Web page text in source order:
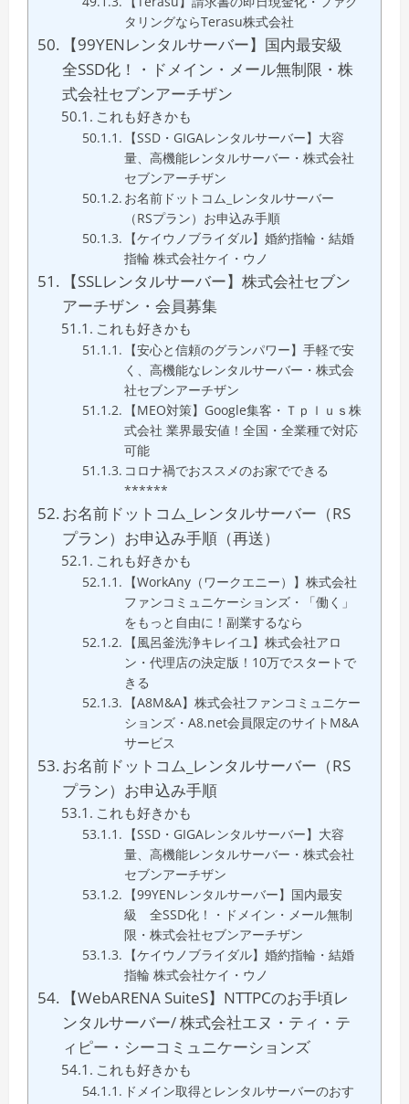
タリングならTerasu株式会社
【99YENレンタルサーバー】国内最安級
全SSD化！・ドメイン・メール無制限・株
式会社セブンアーチザン
これも好きかも
【SSD・GIGAレンタルサーバー】大容
量、高機能レンタルサーバー・株式会社
セブンアーチザン
お名前ドットコム_レンタルサーバー
（RSプラン）お申込み手順
【ケイウノブライダル】婚約指輪・結婚
指輪 株式会社ケイ・ウノ
【SSLレンタルサーバー】株式会社セブン
アーチザン・会員募集
これも好きかも
【安心と信頼のグランパワー】手軽で安
く、高機能なレンタルサーバー・株式会
社セブンアーチザン
【MEO対策】Google集客・Ｔｐｌｕｓ株
式会社 業界最安値！全国・全業種で対応
可能
コロナ禍でおススメのお家でできる
******
お名前ドットコム_レンタルサーバー（RS
プラン）お申込み手順（再送）
これも好きかも
【WorkAny（ワークエニー）】株式会社
ファンコミュニケーションズ・「働く」
をもっと自由に！副業するなら
【風呂釜洗浄キレイユ】株式会社アロ
ン・代理店の決定版！10万でスタートで
きる
【A8M&A】株式会社ファンコミュニケー
ションズ・A8.net会員限定のサイトM&A
サービス
お名前ドットコム_レンタルサーバー（RS
プラン）お申込み手順
これも好きかも
【SSD・GIGAレンタルサーバー】大容
量、高機能レンタルサーバー・株式会社
セブンアーチザン
【99YENレンタルサーバー】国内最安
級 全SSD化！・ドメイン・メール無制
限・株式会社セブンアーチザン
【ケイウノブライダル】婚約指輪・結婚
指輪 株式会社ケイ・ウノ
【WebARENA SuiteS】NTTPCのお手頃レ
ンタルサーバー/ 株式会社エヌ・ティ・テ
ィピー・シーコミュニケーションズ
これも好きかも
ドメイン取得とレンタルサーバーのおす